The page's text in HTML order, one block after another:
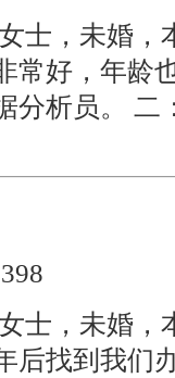
士，未婚，
常好，年龄
分析员。 二
士，未婚，
后找到我们